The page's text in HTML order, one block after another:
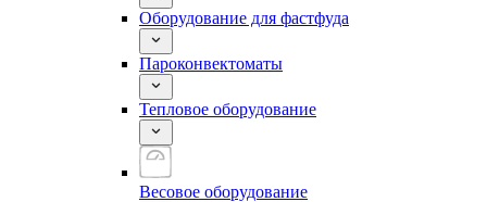
Оборудование для фастфуда
Пароконвектоматы
Тепловое оборудование
Весовое оборудование